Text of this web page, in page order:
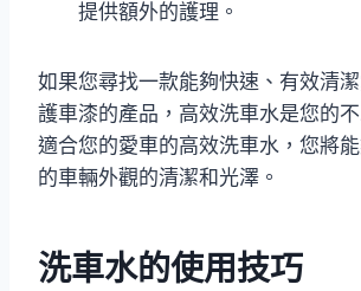
提供額外的護理。
如果您尋找一款能夠快速、有效清
護車漆的產品，高效洗車水是您的
適合您的愛車的高效洗車水，您將
的車輛外觀的清潔和光澤。
洗車水的使用技巧